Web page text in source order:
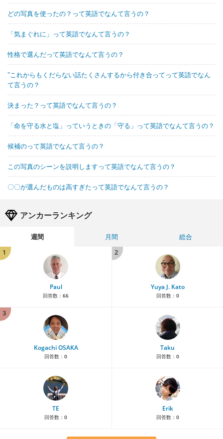
どの写真を使ったの？って英語でなんて言うの？
「気まぐれに」って英語でなんて言うの？
性格で選んだって英語でなんて言うの？
"これからもくだらない話たくさんするから付き合ってって英語でなん
て言うの？
決まった？って英語でなんて言うの？
「命を守る水と塩」っていうときの「守る」って英語でなんて言うの？
候補のって英語でなんて言うの？
この写真のシーンを説明しますって英語でなんて言うの？
〇〇が選んだものは高すぎたって英語でなんて言うの？
アンカーランキング
週間 月間
総合
1
Paul
回答数： 66
2
Yuya J. Kato
回答数： 0
3
Kogachi OSAKA
回答数： 0
Taku
回答数： 0
TE
回答数： 0
Erik
回答数： 0